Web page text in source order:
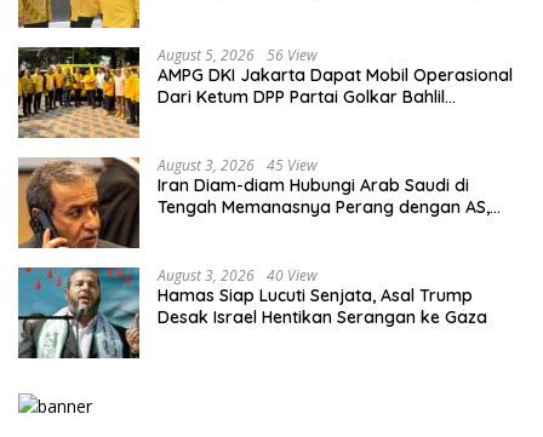
August 5, 2026 56 View
AMPG DKI Jakarta Dapat Mobil Operasional
Dari Ketum DPP Partai Golkar Bahlil
August 3, 2026 45 View
Iran Diam-diam Hubungi Arab Saudi di
Tengah Memanasnya Perang dengan AS,
August 3, 2026 40 View
Hamas Siap Lucuti Senjata, Asal Trump
Desak Israel Hentikan Serangan ke Gaza